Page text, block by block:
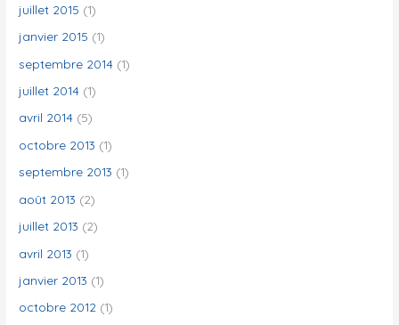
juillet 2015 (1)
janvier 2015 (1)
septembre 2014 (1)
juillet 2014 (1)
avril 2014 (5)
octobre 2013 (1)
septembre 2013 (1)
août 2013 (2)
juillet 2013 (2)
avril 2013 (1)
janvier 2013 (1)
octobre 2012 (1)